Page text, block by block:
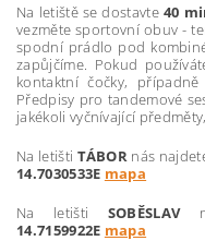
Na letiště se dostavte 40
vezměte sportovní obuv -
spodní prádlo pod
zapůjčíme. Pokud
kontaktní čočky,
Předpisy pro tandemové
jakékoli vyčnívající
Na letišti TÁBOR nás
14.7030533E mapa
Na letišti SOBĚSLAV
14.7159922E mapa